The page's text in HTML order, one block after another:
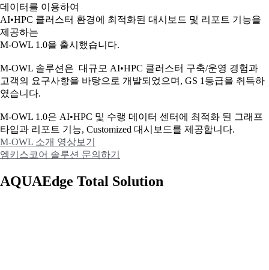
데이터를 이용하여
AI•HPC 클러스터 환경에 최적화된 대시보드 및 리포트 기능을
제공하는
M-OWL 1.0을 출시했습니다.
M-OWL 솔루션은 대규모 AI•HPC 클러스터 구축/운영 경험과
고객의 요구사항을 바탕으로 개발되었으며, GS 1등급을 취득하
였습니다.
M-OWL 1.0은 AI•HPC 및 수랭 데이터 센터에 최적화 된 그래프
타입과 리포트 기능, Customized 대시보드를 제공합니다.
M-OWL 소개 영상보기
엠키스코어 솔루션 문의하기
AQUAEdge Total Solution